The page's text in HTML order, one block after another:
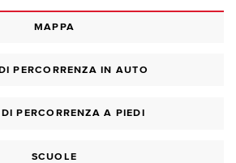
MAPPA
PERCORRENZA IN AUTO
PERCORRENZA A PIEDI
SCUOLE